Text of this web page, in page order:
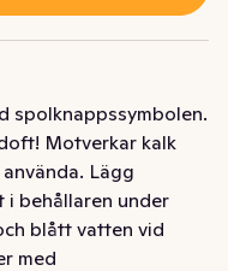
spolknappssymbolen.
Motverkar kalk
Lägg
i behållaren under
blått vatten vid
med